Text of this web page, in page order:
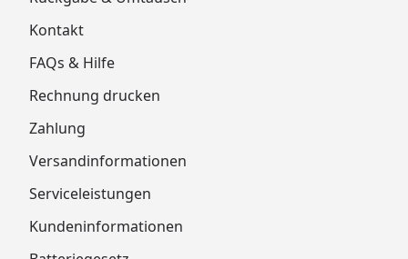
Kontakt
FAQs & Hilfe
Rechnung drucken
Zahlung
Versandinformationen
Serviceleistungen
Kundeninformationen